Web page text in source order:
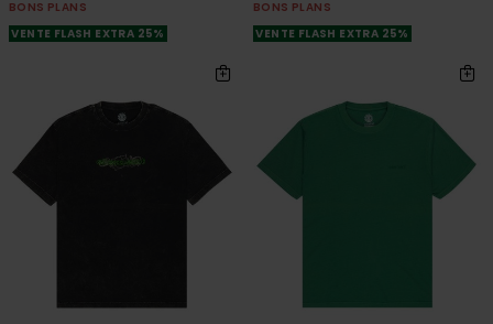
BONS PLANS
VENTE FLASH EXTRA 25%
BONS PLANS
VENTE FLASH EXTRA 25%